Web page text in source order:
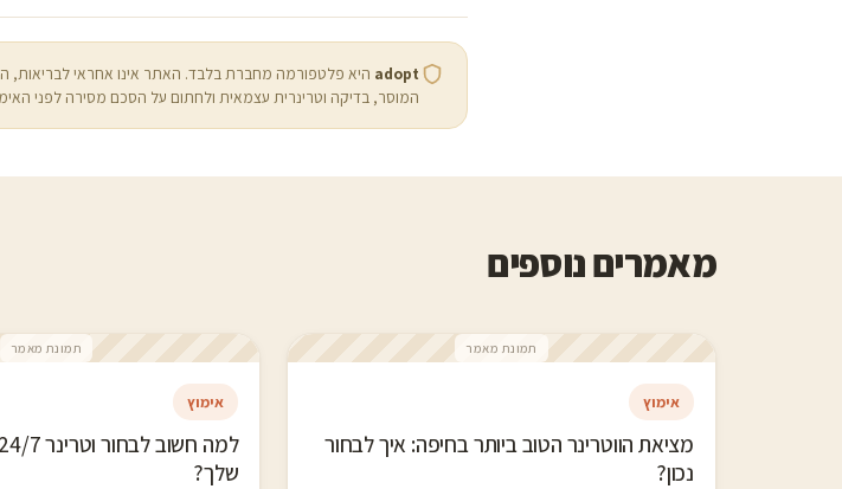
adopt היא פלטפורמה מחברת בלבד. האתר אינו אחראי לבריאות,
המוסר, בדיקה וטרינרית עצמאית ולחתום על הסכם מסירה לפני
מאמרים נוספים
תמונת מאמר
אימוץ
מציאת הווטרינר הטוב ביותר בחיפה: איך לבחור
נכון?
תמונת מאמר
אימוץ
שלך?